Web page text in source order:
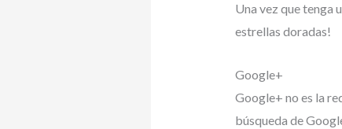
Una vez que tenga
estrellas doradas!
Google+
Google+ no es la
búsqueda de